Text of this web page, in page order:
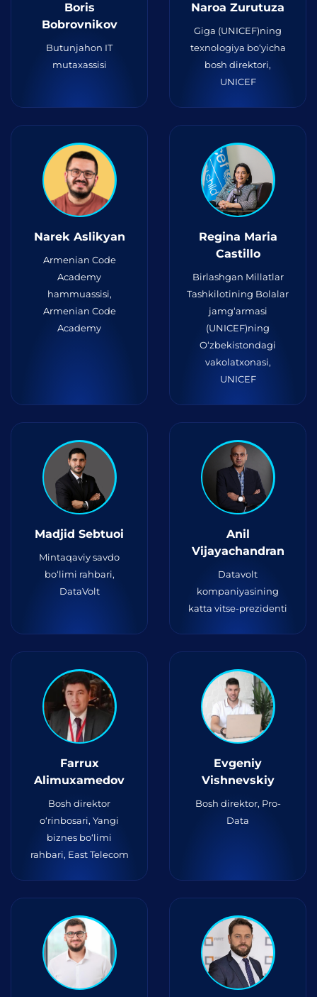
Boris
Bobrovnikov
Butunjahon IT
mutaxassisi
Naroa Zurutuza
Giga (UNICEF)ning
texnologiya bo‘yicha
bosh direktori,
UNICEF
Narek Aslikyan
Armenian Code
Academy
hammuassisi,
Armenian Code
Academy
Regina Maria
Castillo
Birlashgan Millatlar
Tashkilotining Bolalar
jamg‘armasi
(UNICEF)ning
O‘zbekistondagi
vakolatxonasi,
UNICEF
Madjid Sebtuoi
Mintaqaviy savdo
bo‘limi rahbari,
DataVolt
Anil
Vijayachandran
Datavolt
kompaniyasining
katta vitse-prezidenti
Farrux
Alimuxamedov
Bosh direktor
o‘rinbosari, Yangi
biznes bo‘limi
rahbari, East Telecom
Evgeniy
Vishnevskiy
Bosh direktor, Pro-
Data